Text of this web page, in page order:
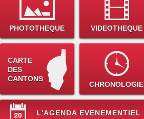
PHOTOTHEQUE VIDEOTHEQUE
CARTE
DES
CANTONS
CHRONOLOGIE
L'AGENDA EVENEMENTIEL